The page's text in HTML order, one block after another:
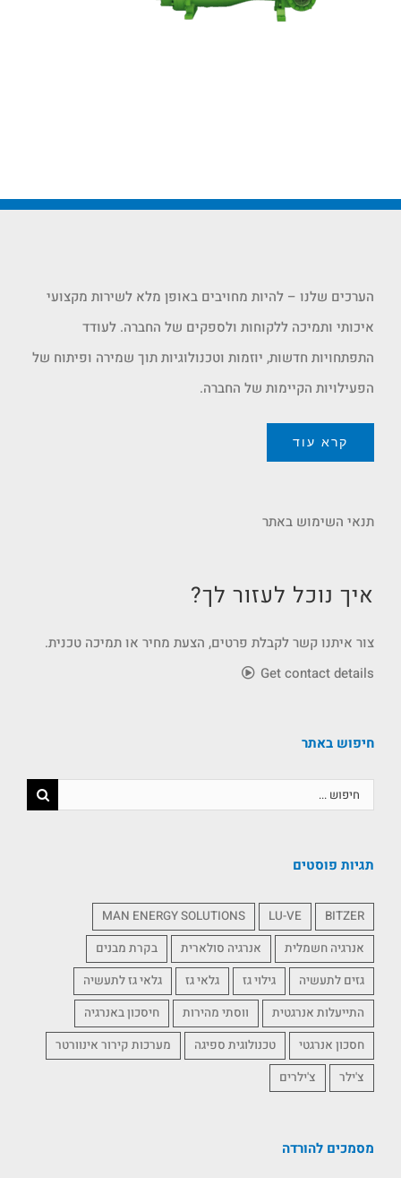
הערכים שלנו – להיות מחויבים באופן מלא לשירות מקצועי
איכותי ותמיכה ללקוחות ולספקים של החברה. לעודד
התפתחויות חדשות, יוזמות וטכנולוגיות תוך שמירה ופיתוח של
הפעילויות הקיימות של החברה.
קרא עוד
תנאי השימוש באתר
איך נוכל לעזור לך?
צור איתנו קשר לקבלת פרטים, הצעת מחיר או תמיכה טכנית.
Get contact details
חיפוש באתר
תגיות פוסטים
BITZER
LU-VE
MAN ENERGY SOLUTIONS
אנרגיה חשמלית
אנרגיה סולארית
בקרת מבנים
גזים לתעשיה
גילוי גז גלאי גז
גלאי גז לתעשיה
התייעלות אנרגטית
ווסתי מהירות
חיסכון באנרגיה
חסכון אנרגטי
טכנולוגית ספיגה
מערכות קירור אינוורטר
צ'ילר
צ'ילרים
מסמכים להורדה